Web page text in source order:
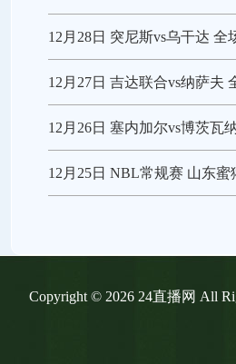
12月28日 突尼斯vs乌干达 全
12月27日 吉达联合vs纳萨夫 全
12月26日 塞内加尔vs博茨瓦纳 全
12月25日 NBL常规赛 山东蜜獾 VS 张家口体
Copyright © 2026 24直播网 All